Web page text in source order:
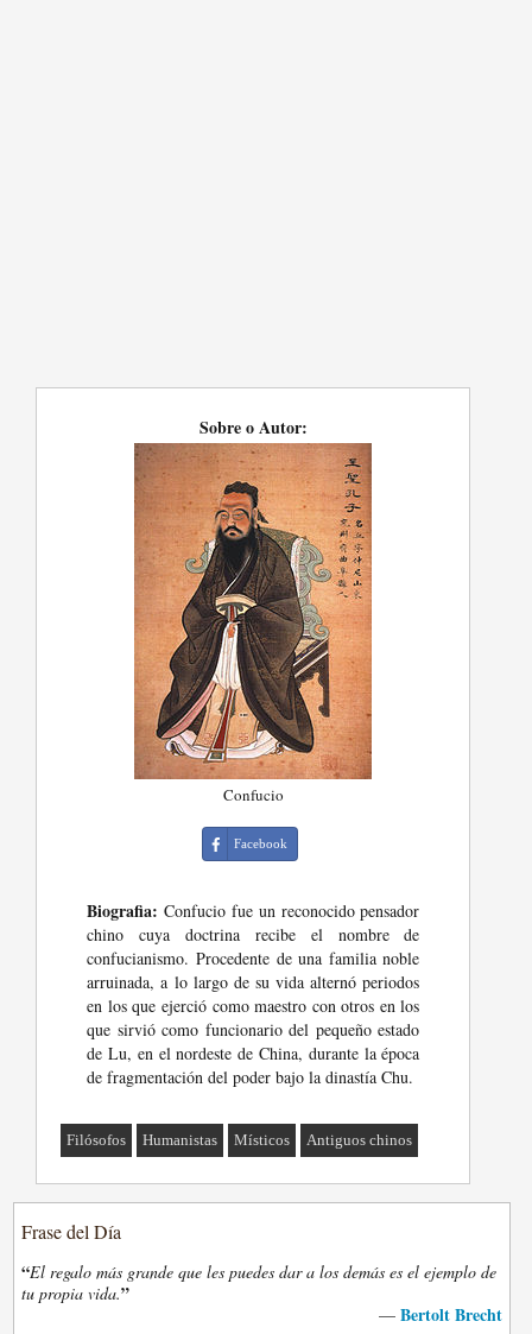
Sobre o Autor:
Confucio
Facebook
Biografia: Confucio fue un reconocido pensador
chino cuya doctrina recibe el nombre de
confucianismo. Procedente de una familia noble
arruinada, a lo largo de su vida alternó periodos
en los que ejerció como maestro con otros en los
que sirvió como funcionario del pequeño estado
de Lu, en el nordeste de China, durante la época
de fragmentación del poder bajo la dinastía Chu.
Filósofos Humanistas Místicos Antiguos chinos
Frase del Día
“El regalo más grande que les puedes dar a los demás es el ejemplo de
tu propia vida.”
— Bertolt Brecht